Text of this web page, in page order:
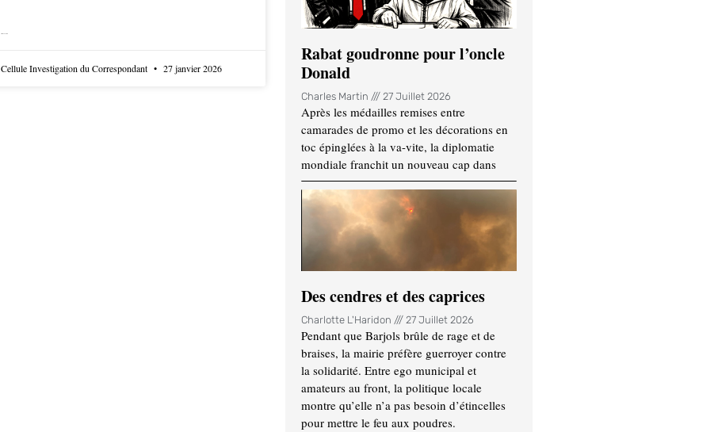
Cellule Investigation du Correspondant 27 janvier 2026
Rabat goudronne pour l’oncle
Donald
Charles Martin 27 Juillet 2026
Après les médailles remises entre
camarades de promo et les décorations en
toc épinglées à la va-vite, la diplomatie
mondiale franchit un nouveau cap dans
Des cendres et des caprices
Charlotte L'Haridon 27 Juillet 2026
Pendant que Barjols brûle de rage et de
braises, la mairie préfère guerroyer contre
la solidarité. Entre ego municipal et
amateurs au front, la politique locale
montre qu’elle n’a pas besoin d’étincelles
pour mettre le feu aux poudres.